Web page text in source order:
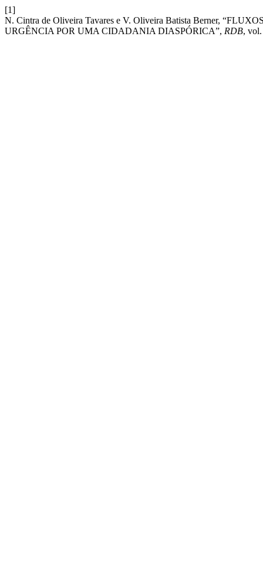
[1]
N. Cintra de Oliveira Tavares e V. Oliveira Batista Berner,
URGÊNCIA POR UMA CIDADANIA DIASPÓRICA”, RDB,